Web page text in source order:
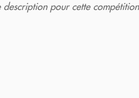
description pour cette